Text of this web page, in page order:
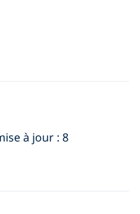
à jour : 8